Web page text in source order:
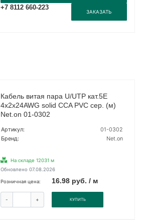
+7 8112 660-223
ЗАКАЗАТЬ
Кабель витая пара U/UTP кат.5E
4х2х24AWG solid CCA PVC сер. (м)
Net.on 01-0302
Артикул:
01-0302
Бренд:
Net.on
На складе 12031 м
Обновлено 07.08.2026
Розничная цена: 16.98 руб. / м
- + КУПИТЬ